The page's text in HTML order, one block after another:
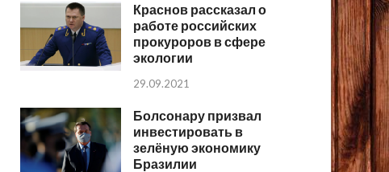
Краснов рассказал о
работе российских
прокуроров в сфере
экологии
29.09.2021
Болсонару призвал
инвестировать в
зелёную экономику
Бразилии